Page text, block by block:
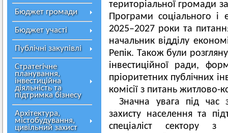
Бюджет громади
Бюджет участі
Публічні закупівлі
Стратегічне
планування,
інвестиційна
діяльність та
підтримка бізнесу
Архітектура,
містобудування,
цивільний захист
територіальної громади
Програми соціального і
2025–2027 роки та
начальник відділу
Репік. Також були
інвестиційної ради,
пріоритетних публічних
комісії з питань житлово-
Значна увага під час
захисту населення та
спеціаліст сектору з